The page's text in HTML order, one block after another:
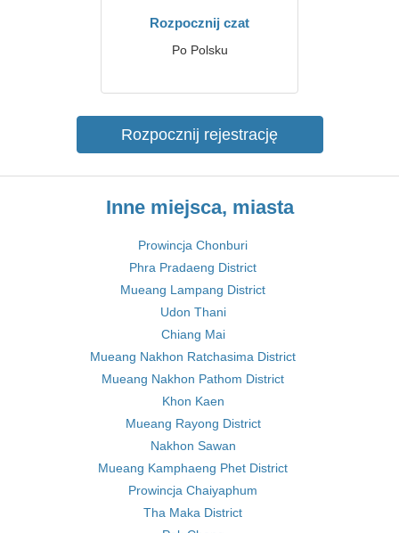
Rozpocznij czat
Po Polsku
Rozpocznij rejestrację
Inne miejsca, miasta
Prowincja Chonburi
Phra Pradaeng District
Mueang Lampang District
Udon Thani
Chiang Mai
Mueang Nakhon Ratchasima District
Mueang Nakhon Pathom District
Khon Kaen
Mueang Rayong District
Nakhon Sawan
Mueang Kamphaeng Phet District
Prowincja Chaiyaphum
Tha Maka District